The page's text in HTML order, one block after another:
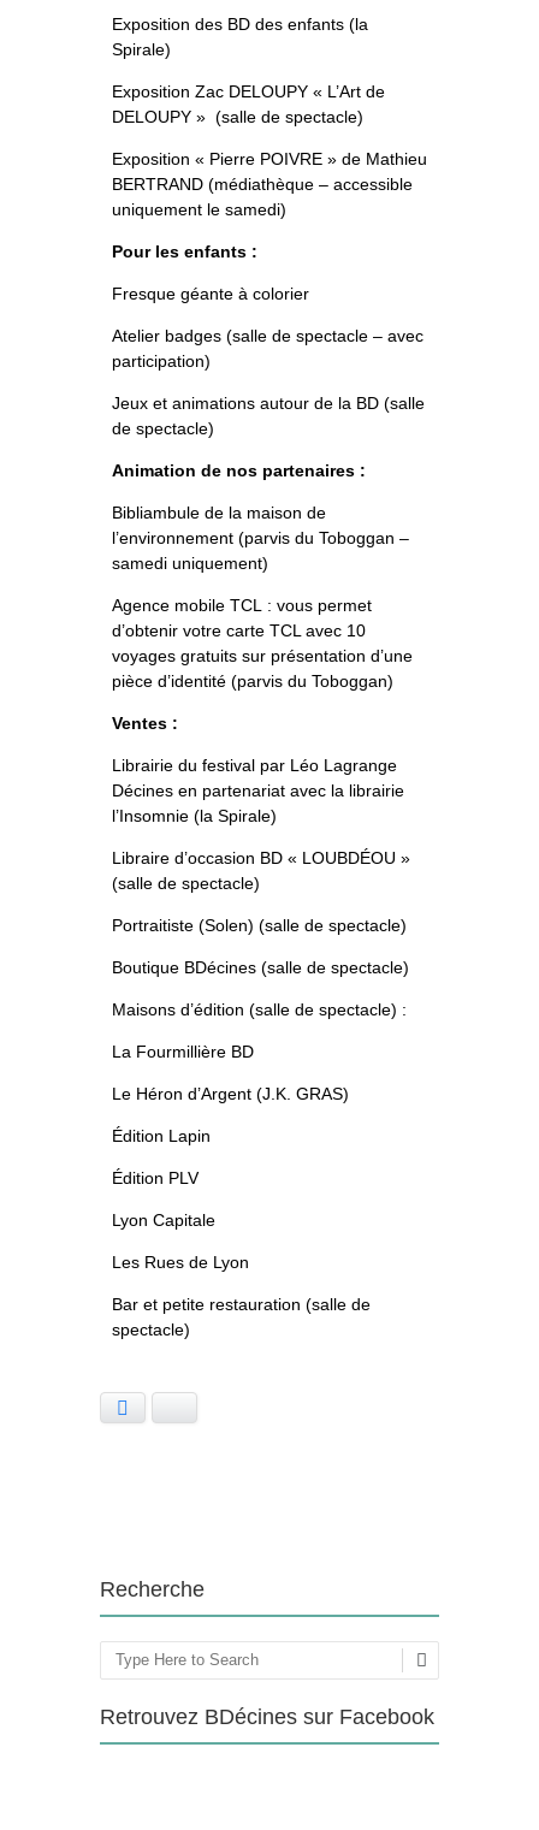
Exposition des BD des enfants (la
Spirale)
Exposition Zac DELOUPY « L’Art de
DELOUPY » (salle de spectacle)
Exposition « Pierre POIVRE » de Mathieu
BERTRAND (médiathèque – accessible
uniquement le samedi)
Pour les enfants :
Fresque géante à colorier
Atelier badges (salle de spectacle – avec
participation)
Jeux et animations autour de la BD (salle
de spectacle)
Animation de nos partenaires :
Bibliambule de la maison de
l’environnement (parvis du Toboggan –
samedi uniquement)
Agence mobile TCL : vous permet
d’obtenir votre carte TCL avec 10
voyages gratuits sur présentation d’une
pièce d’identité (parvis du Toboggan)
Ventes :
Librairie du festival par Léo Lagrange
Décines en partenariat avec la librairie
l’Insomnie (la Spirale)
Libraire d’occasion BD « LOUBDÉOU »
(salle de spectacle)
Portraitiste (Solen) (salle de spectacle)
Boutique BDécines (salle de spectacle)
Maisons d’édition (salle de spectacle) :
La Fourmillière BD
Le Héron d’Argent (J.K. GRAS)
Édition Lapin
Édition PLV
Lyon Capitale
Les Rues de Lyon
Bar et petite restauration (salle de
spectacle)
Recherche
Rechercher
Retrouvez BDécines sur Facebook